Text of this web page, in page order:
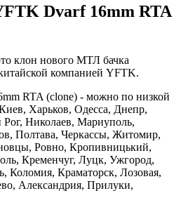
Dvarf 16mm RTA
клон нового МТЛ бачка
компанией YFTK.
RTA (clone) - можно по низкой
Харьков, Одесса, Днепр,
Николаев, Мариуполь,
Полтава, Черкассы, Житомир,
Ровно, Кропивницький,
Кременчуг, Луцк, Ужгород,
Коломия, Краматорск, Лозовая,
Александрия, Прилуки,